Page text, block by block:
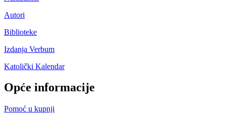
Autori
Biblioteke
Izdanja Verbum
Katolički Kalendar
Opće informacije
Pomoć u kupnji